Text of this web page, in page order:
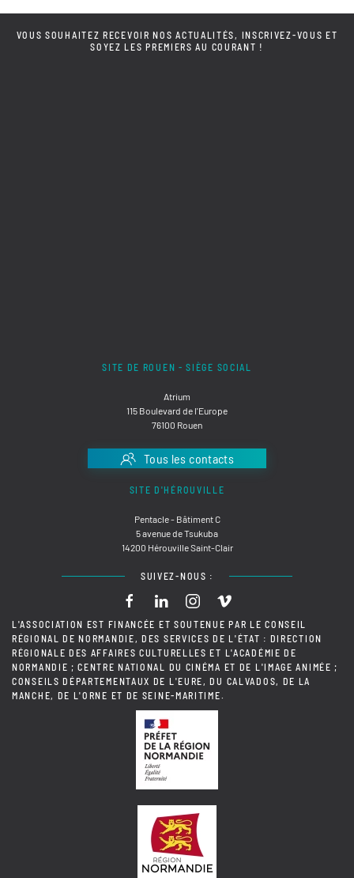
VOUS SOUHAITEZ RECEVOIR NOS ACTUALITÉS, INSCRIVEZ-VOUS ET
SOYEZ LES PREMIERS AU COURANT !
SITE DE ROUEN - SIÈGE SOCIAL
Atrium
115 Boulevard de l'Europe
76100 Rouen
Tous les contacts
SITE D'HÉROUVILLE
Pentacle - Bâtiment C
5 avenue de Tsukuba
14200 Hérouville Saint-Clair
SUIVEZ-NOUS :
L'ASSOCIATION EST FINANCÉE ET SOUTENUE PAR LE CONSEIL
RÉGIONAL DE NORMANDIE, DES SERVICES DE L'ÉTAT : DIRECTION
RÉGIONALE DES AFFAIRES CULTURELLES ET L'ACADÉMIE DE
NORMANDIE ; CENTRE NATIONAL DU CINÉMA ET DE L'IMAGE ANIMÉE ;
CONSEILS DÉPARTEMENTAUX DE L'EURE, DU CALVADOS, DE LA
MANCHE, DE L'ORNE ET DE SEINE-MARITIME.